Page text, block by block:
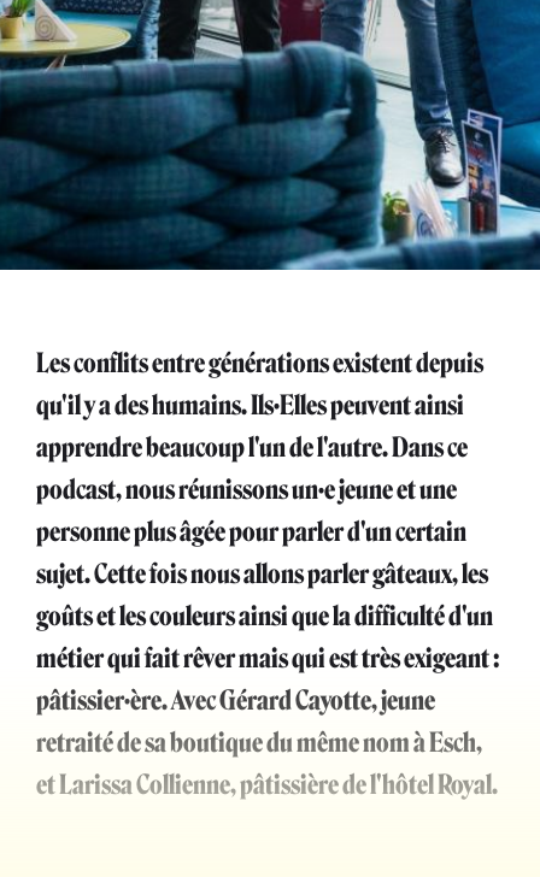
Les conflits entre générations existent depuis
qu'il y a des humains. Ils·Elles peuvent ainsi
apprendre beaucoup l'un de l'autre. Dans ce
podcast, nous réunissons un·e jeune et une
personne plus âgée pour parler d'un certain
sujet. Cette fois nous allons parler gâteaux, les
goûts et les couleurs ainsi que la difficulté d'un
métier qui fait rêver mais qui est très exigeant :
pâtissier·ère. Avec Gérard Cayotte, jeune
retraité de sa boutique du même nom à Esch,
et Larissa Collienne, pâtissière de l'hôtel Royal.